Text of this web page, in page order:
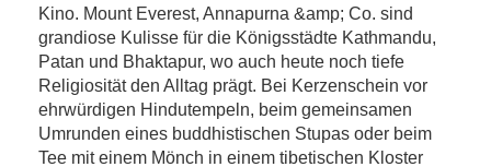
Kino. Mount Everest, Annapurna &amp; Co. sind
grandiose Kulisse für die Königsstädte Kathmandu,
Patan und Bhaktapur, wo auch heute noch tiefe
Religiosität den Alltag prägt. Bei Kerzenschein vor
ehrwürdigen Hindutempeln, beim gemeinsamen
Umrunden eines buddhistischen Stupas oder beim
Tee mit einem Mönch in einem tibetischen Kloster